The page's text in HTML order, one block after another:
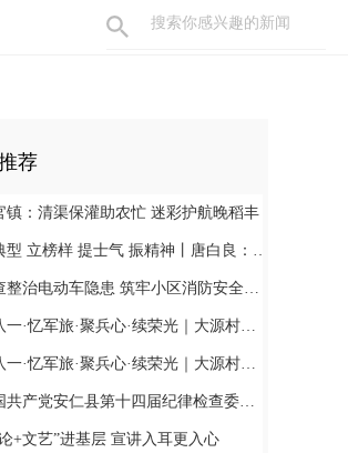
荐
镇：清渠保灌助农忙 迷彩护航晚稻丰
榜样 提士气 振精神丨唐白良：三十载丹心映党徽 一腔热血暖万家
整治电动车隐患 筑牢小区消防安全防线
·忆军旅·聚兵心·续荣光｜大源村退役军人共话初心
·忆军旅·聚兵心·续荣光｜大源村退役军人共话初心
产党安仁县第十四届纪律检查委员会召开第一次全体会议
+文艺”进基层 宣讲入耳更入心